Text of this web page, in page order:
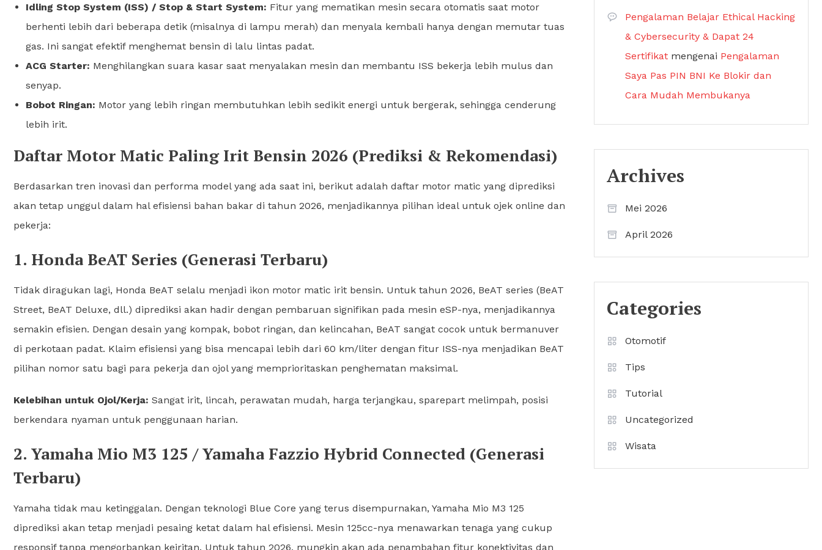
Idling Stop System (ISS) / Stop & Start System: Fitur yang mematikan mesin secara otomatis saat motor
berhenti lebih dari beberapa detik (misalnya di lampu merah) dan menyala kembali hanya dengan memutar tuas
gas. Ini sangat efektif menghemat bensin di lalu lintas padat.
ACG Starter: Menghilangkan suara kasar saat menyalakan mesin dan membantu ISS bekerja lebih mulus dan
senyap.
Bobot Ringan: Motor yang lebih ringan membutuhkan lebih sedikit energi untuk bergerak, sehingga cenderung
lebih irit.
Daftar Motor Matic Paling Irit Bensin 2026 (Prediksi & Rekomendasi)
Berdasarkan tren inovasi dan performa model yang ada saat ini, berikut adalah daftar motor matic yang diprediksi
akan tetap unggul dalam hal efisiensi bahan bakar di tahun 2026, menjadikannya pilihan ideal untuk ojek online dan
pekerja:
1. Honda BeAT Series (Generasi Terbaru)
Tidak diragukan lagi, Honda BeAT selalu menjadi ikon motor matic irit bensin. Untuk tahun 2026, BeAT series (BeAT
Street, BeAT Deluxe, dll.) diprediksi akan hadir dengan pembaruan signifikan pada mesin eSP-nya, menjadikannya
semakin efisien. Dengan desain yang kompak, bobot ringan, dan kelincahan, BeAT sangat cocok untuk bermanuver
di perkotaan padat. Klaim efisiensi yang bisa mencapai lebih dari 60 km/liter dengan fitur ISS-nya menjadikan BeAT
pilihan nomor satu bagi para pekerja dan ojol yang memprioritaskan penghematan maksimal.
Kelebihan untuk Ojol/Kerja: Sangat irit, lincah, perawatan mudah, harga terjangkau, sparepart melimpah, posisi
berkendara nyaman untuk penggunaan harian.
2. Yamaha Mio M3 125 / Yamaha Fazzio Hybrid Connected (Generasi
Terbaru)
Yamaha tidak mau ketinggalan. Dengan teknologi Blue Core yang terus disempurnakan, Yamaha Mio M3 125
diprediksi akan tetap menjadi pesaing ketat dalam hal efisiensi. Mesin 125cc-nya menawarkan tenaga yang cukup
responsif tanpa mengorbankan keiritan. Untuk tahun 2026, mungkin akan ada penambahan fitur konektivitas dan
Pengalaman Belajar Ethical Hacking
& Cybersecurity & Dapat 24
Sertifikat mengenai Pengalaman
Saya Pas PIN BNI Ke Blokir dan
Cara Mudah Membukanya
Archives
Mei 2026
April 2026
Categories
Otomotif
Tips
Tutorial
Uncategorized
Wisata